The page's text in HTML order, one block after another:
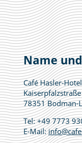
Name
Café Hasler-
78351 Bodman-
Tel: +49 7773
E-Mail: